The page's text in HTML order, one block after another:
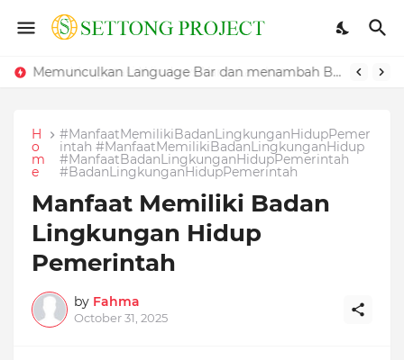
Memunculkan Language Bar dan menambah Bahasa pada Windows
Cara Mengatasi Windows Yang Lambat
H
o
m
e
#ManfaatMemilikiBadanLingkunganHidupPemer
intah #ManfaatMemilikiBadanLingkunganHidup
#ManfaatBadanLingkunganHidupPemerintah
#BadanLingkunganHidupPemerintah
Manfaat Memiliki Badan
Lingkungan Hidup
Pemerintah
by Fahma
October 31, 2025